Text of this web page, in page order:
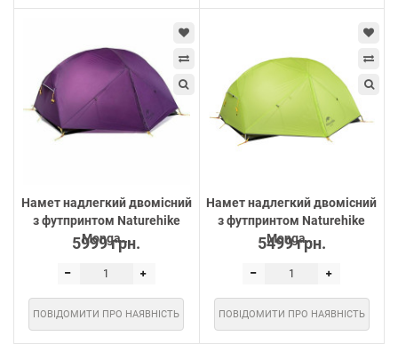
Намет надлегкий двомісний
з футпринтом Naturehike
Monga...
5999 грн.
ПОВІДОМИТИ ПРО НАЯВНІСТЬ
Намет надлегкий двомісний
з футпринтом Naturehike
Monga...
5499 грн.
ПОВІДОМИТИ ПРО НАЯВНІСТЬ